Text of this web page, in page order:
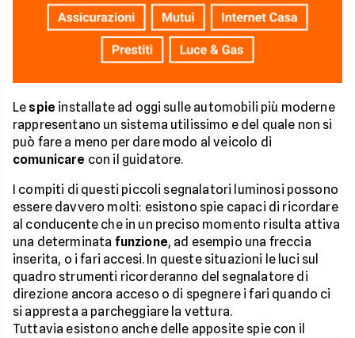
Le spie installate ad oggi sulle automobili più moderne
rappresentano un sistema utilissimo e del quale non si
può fare a meno per dare modo al veicolo di
comunicare con il guidatore.
I compiti di questi piccoli segnalatori luminosi possono
essere davvero molti: esistono spie capaci di ricordare
al conducente che in un preciso momento risulta attiva
una determinata funzione, ad esempio una freccia
inserita, o i fari accesi. In queste situazioni le luci sul
quadro strumenti ricorderanno del segnalatore di
direzione ancora acceso o di spegnere i fari quando ci
si appresta a parcheggiare la vettura.
Tuttavia esistono anche delle apposite spie con il